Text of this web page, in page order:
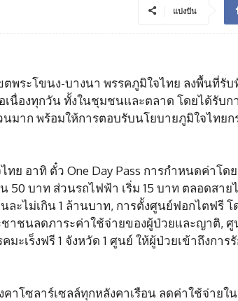
แบ่งปัน
พระโขนง-บางนา พรรคภูมิใจไทย ลงพื้นที่รั
นื่องทุกวัน ทั้งในชุมชนและตลาด โดยได้รับก
าก พร้อมให้การตอบรับนโยบายภูมิใจไทยก
ย อาทิ ตั๋ว One Day Pass การกำหนดค่าโด
50 บาท ส่วนรถไฟฟ้า เริ่ม 15 บาท ตลอดสาย
ะไม่เกิน 1 ล้านบาท, การตั้งศูนย์ฟอกไตฟรี โ
ชาชนลดภาระค่าใช้จ่ายของผู้ป่วยและญาติ,
ะเร็งฟรี 1 จังหวัด 1 ศูนย์ ให้ผู้ป่วยเข้าถึงการ
าโซลาร์เซลล์ทุกหลังคาเรือน ลดค่าใช้จ่ายใ